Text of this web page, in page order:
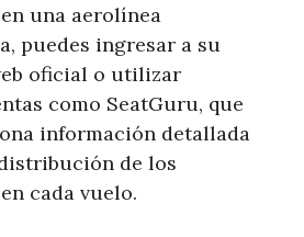
una aerolínea
puedes ingresar a su
oficial o utilizar
como SeatGuru, que
información detallada
de los
cada vuelo.